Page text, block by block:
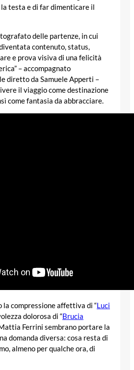
testa e di far dimenticare il
delle partenze, in cui
contenuto, status,
e prova visiva di una felicità
– accompagnato
diretto da Samuele Apperti –
il viaggio come destinazione
come fantasia da abbracciare.
la compressione affettiva di “Luci
dolorosa di “Brucia
Ferrini sembrano portare la
domanda diversa: cosa resta di
almeno per qualche ora, di